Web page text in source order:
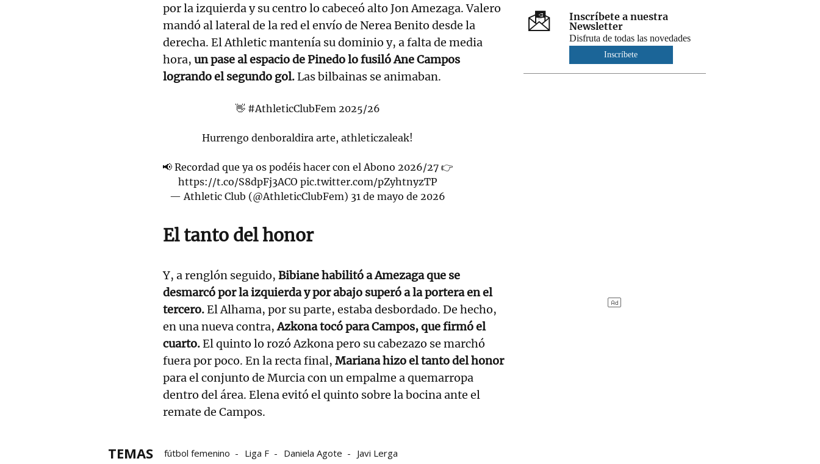
por la izquierda y su centro lo cabeceó alto Jon Amezaga. Valero
mandó al lateral de la red el envío de Nerea Benito desde la
derecha. El Athletic mantenía su dominio y, a falta de media
hora, un pase al espacio de Pinedo lo fusiló Ane Campos
logrando el segundo gol.Las bilbainas se animaban.
👋 #AthleticClubFem 2025/26
Hurrengo denboraldira arte, athleticzaleak!
📢 Recordad que ya os podéis hacer con el Abono 2026/27 👉
https://t.co/S8dpFj3ACO pic.twitter.com/pZyhtnyzTP
— Athletic Club (@AthleticClubFem) 31 de mayo de 2026
El tanto del honor
Y, a renglón seguido, Bibiane habilitó a Amezaga que se
desmarcó por la izquierda y por abajo superó a la portera en el
tercero.El Alhama, por su parte, estaba desbordado. De hecho,
en una nueva contra,Azkona tocó para Campos, que firmó el
cuarto.El quinto lo rozó Azkona pero su cabezazo se marchó
fuera por poco. En la recta final, Mariana hizo el tanto del honor
para el conjunto de Murcia con un empalme a quemarropa
dentro del área. Elena evitó el quinto sobre la bocina ante el
remate de Campos.
TEMAS fútbol femenino Liga F Daniela Agote Javi Lerga
Inscríbete a nuestra
Newsletter
Disfruta de todas las novedades
Inscríbete